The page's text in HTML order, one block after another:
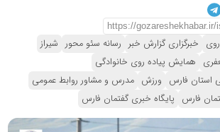
خبرگزاری گزارش خبر رسانه سئو محور شیراز
همایش پیاده روی خانوادگی
استان فارس ورزش مدرس و مشاور روابط عمومی
فارس پایگاه خبری گفتمان فارس